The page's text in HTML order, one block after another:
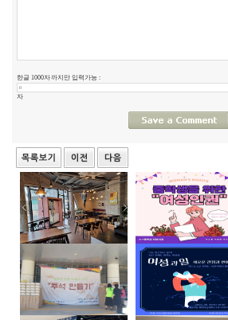
한글 1000자 까지만 입력가능 :
자